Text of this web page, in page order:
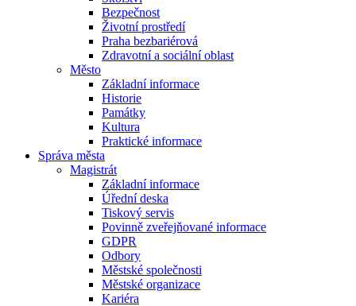
Bezpečnost
Životní prostředí
Praha bezbariérová
Zdravotní a sociální oblast
Město
Základní informace
Historie
Památky
Kultura
Praktické informace
Správa města
Magistrát
Základní informace
Úřední deska
Tiskový servis
Povinně zveřejňované informace
GDPR
Odbory
Městské společnosti
Městské organizace
Kariéra